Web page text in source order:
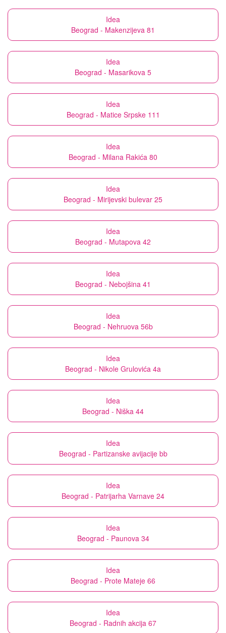
Idea
Beograd - Makenzijeva 81
Idea
Beograd - Masarikova 5
Idea
Beograd - Matice Srpske 111
Idea
Beograd - Milana Rakića 80
Idea
Beograd - Mirijevski bulevar 25
Idea
Beograd - Mutapova 42
Idea
Beograd - Nebojšina 41
Idea
Beograd - Nehruova 56b
Idea
Beograd - Nikole Grulovića 4a
Idea
Beograd - Niška 44
Idea
Beograd - Partizanske avijacije bb
Idea
Beograd - Patrijarha Varnave 24
Idea
Beograd - Paunova 34
Idea
Beograd - Prote Mateje 66
Idea
Beograd - Radnih akcija 67